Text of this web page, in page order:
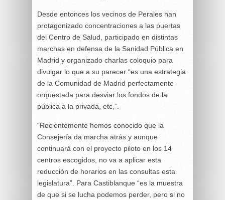
Desde entonces los vecinos de Perales han
protagonizado concentraciones a las puertas
del Centro de Salud, participado en distintas
marchas en defensa de la Sanidad Pública en
Madrid y organizado charlas coloquio para
divulgar lo que a su parecer “es una estrategia
de la Comunidad de Madrid perfectamente
orquestada para desviar los fondos de la
pública a la privada, etc,”.
“Recientemente hemos conocido que la
Consejería da marcha atrás y aunque
continuará con el proyecto piloto en los 14
centros escogidos, no va a aplicar esta
reducción de horarios en las consultas esta
legislatura”. Para Castiblanque “es la muestra
de que si se lucha podemos perder, pero si no